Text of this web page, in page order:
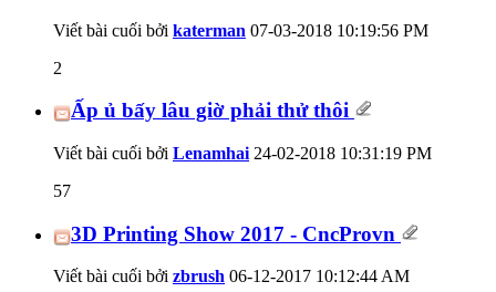
Viết bài cuối bởi katerman 07-03-2018 10:19:56 PM
2
Ấp ủ bấy lâu giờ phải thử thôi
Viết bài cuối bởi Lenamhai 24-02-2018 10:31:19 PM
57
3D Printing Show 2017 - CncProvn
Viết bài cuối bởi zbrush 06-12-2017 10:12:44 AM